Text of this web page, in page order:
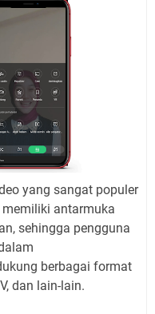
yang sangat populer
antarmuka
sehingga pengguna
berbagai format
dan lain-lain.